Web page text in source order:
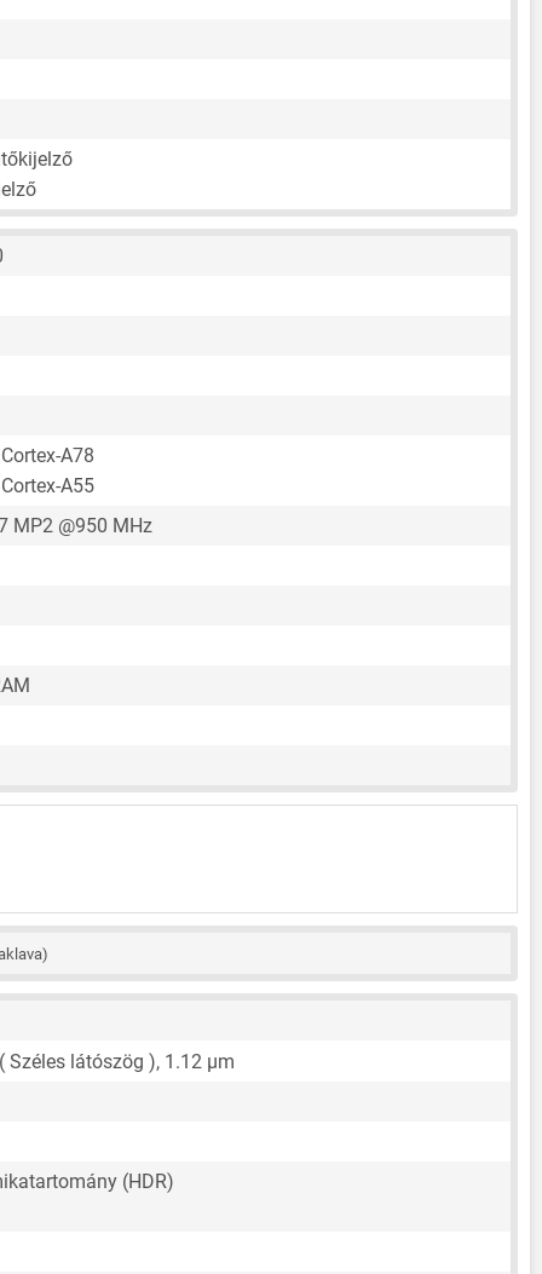
A78
A55
MP2 @950 MHz
Széles látószög ), 1.12 μm
(HDR)